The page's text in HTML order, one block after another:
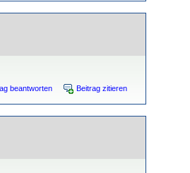
beantworten Beitrag zitieren